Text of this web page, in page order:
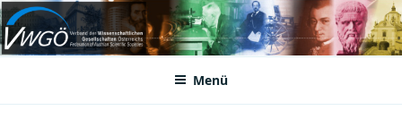
Zum
Inhalt
springenVWGÖ
Federation of Austrian Scientific Societies
Menü